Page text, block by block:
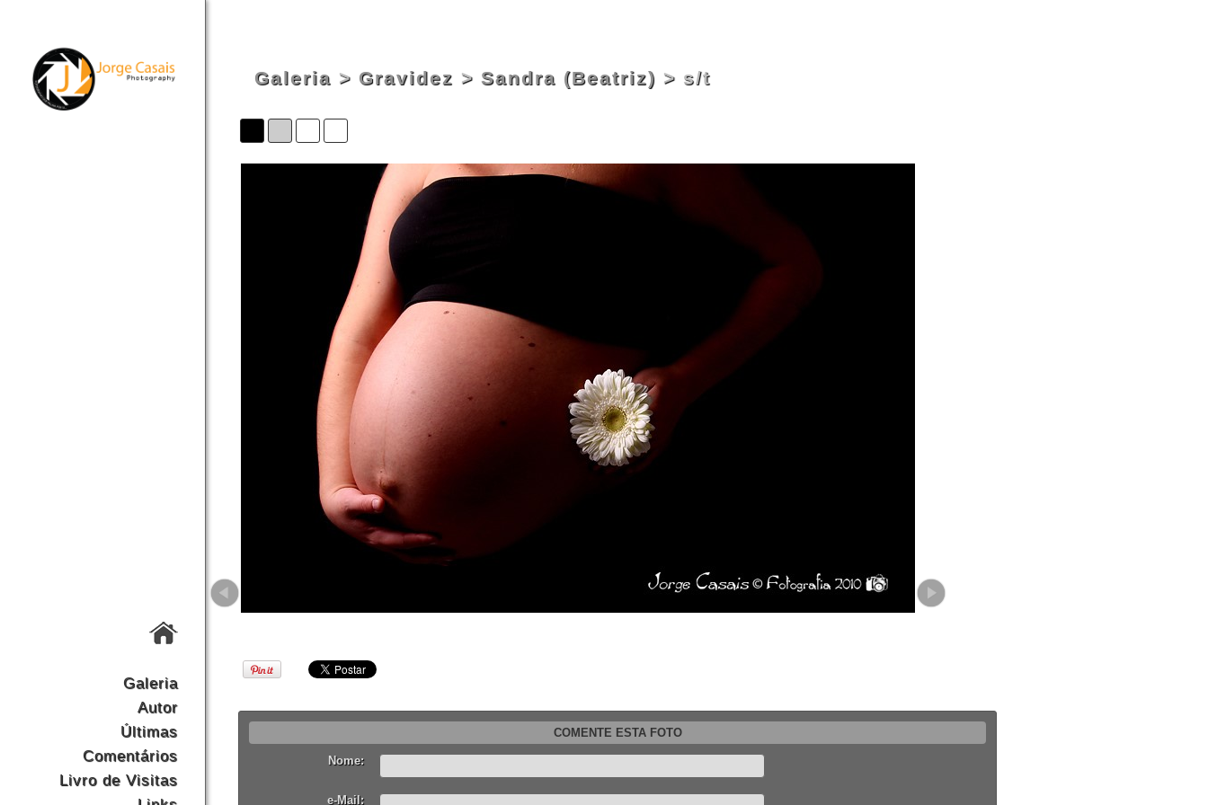
Galeria
Autor
Últimas
Comentários
Livro de Visitas
Galeria > Gravidez > Sandra (Beatriz) > s/t
COMENTE ESTA FOTO
Nome:
e-Mail: